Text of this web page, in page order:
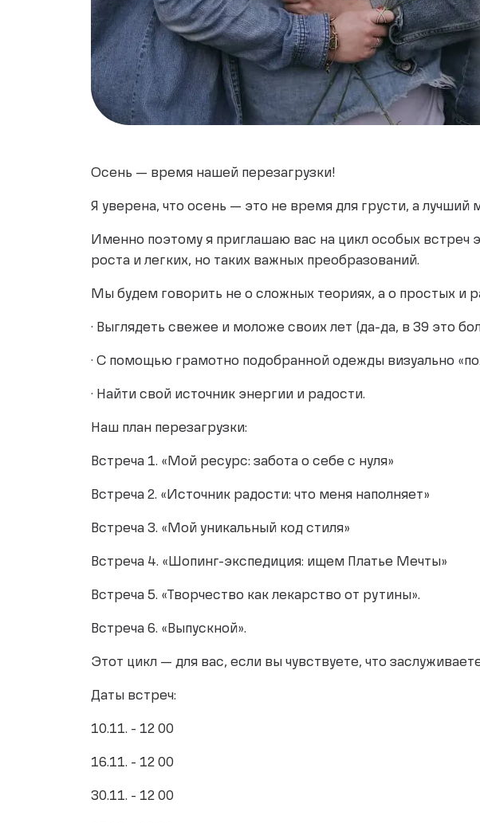
Осень — время нашей перезагрузки!
Я уверена, что осень — это не время для грусти, а
Именно поэтому я приглашаю вас на цикл особых встреч
роста и легких, но таких важных преобразований.
Мы будем говорить не о сложных теориях, а о простых и
· Выглядеть свежее и моложе своих лет (да-да, в 39 это
· С помощью грамотно подобранной одежды визуально
· Найти свой источник энергии и радости.
Наш план перезагрузки:
Встреча 1. «Мой ресурс: забота о себе с нуля»
Встреча 2. «Источник радости: что меня наполняет»
Встреча 3. «Мой уникальный код стиля»
Встреча 4. «Шопинг-экспедиция: ищем Платье Мечты»
Встреча 5. «Творчество как лекарство от рутины».
Встреча 6. «Выпускной».
Этот цикл — для вас, если вы чувствуете, что
Даты встреч:
10.11. - 12 00
16.11. - 12 00
30.11. - 12 00